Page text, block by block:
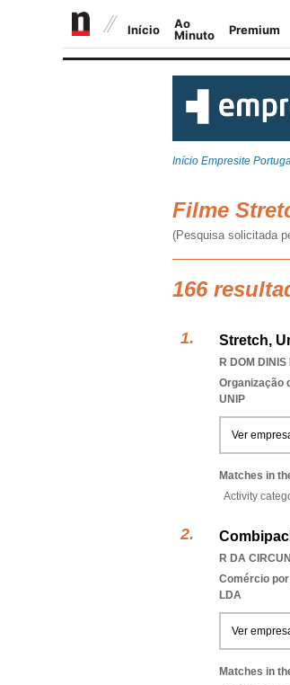
Início Empresite
Filme
(Pesquisa solicitada
166
Stretch,
R DOM
Organização
UNIP
Ver
Matches in
Activity
R DA
Comércio
LDA
Ver
Matches in